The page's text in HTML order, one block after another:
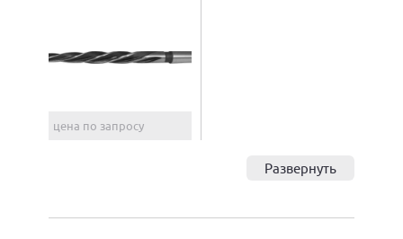
цена по запросу
Развернуть